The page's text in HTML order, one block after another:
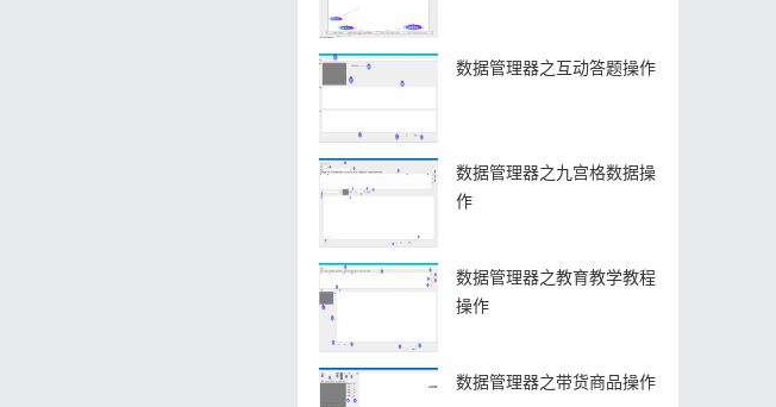
数据管理器之互动答题操作
数据管理器之九宫格数据操
作
数据管理器之教育教学教程
操作
数据管理器之带货商品操作